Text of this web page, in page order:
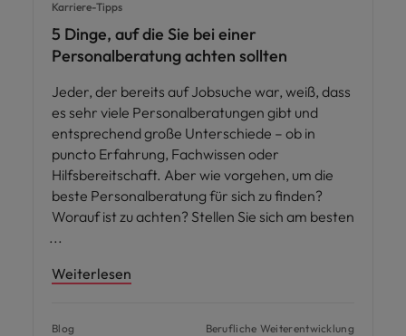
Karriere-Tipps
5 Dinge, auf die Sie bei einer
Personalberatung achten sollten
Jeder, der bereits auf Jobsuche war, weiß, dass
es sehr viele Personalberatungen gibt und
entsprechend große Unterschiede – ob in
puncto Erfahrung, Fachwissen oder
Hilfsbereitschaft. Aber wie vorgehen, um die
beste Personalberatung für sich zu finden?
Worauf ist zu achten? Stellen Sie sich am besten
Weiterlesen
Blog Berufliche Weiterentwicklung